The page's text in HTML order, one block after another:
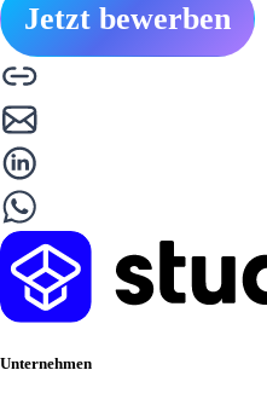
Jetzt bewerben
Unternehmen